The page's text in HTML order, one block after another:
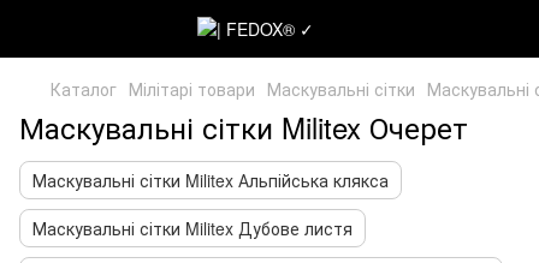
Каталог Мілітарі товари Маскувальні сітки Маскувальні
Маскувальні сітки Militex Очерет
Маскувальні сітки Militex Альпійська клякса
Маскувальні сітки Militex Дубове листя